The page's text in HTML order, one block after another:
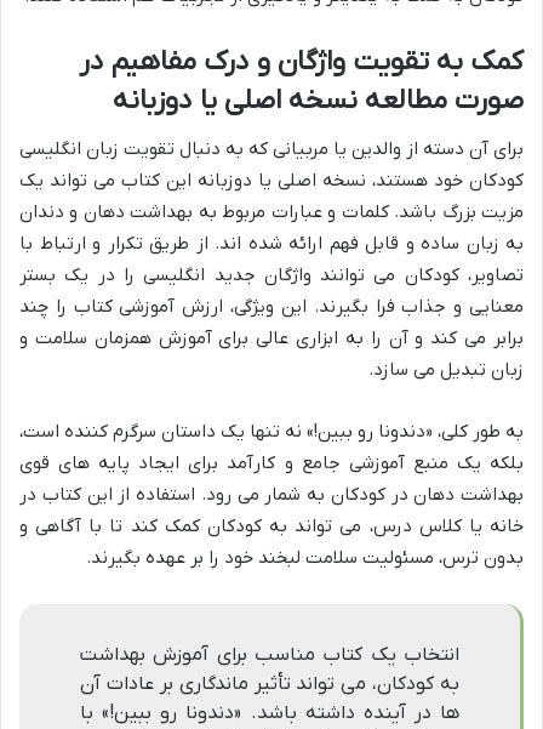
کمک به تقویت واژگان و درک مفاهیم در
صورت مطالعه نسخه اصلی یا دوزبانه
برای آن دسته از والدین یا مربیانی که به دنبال تقویت زبان انگلیسی
کودکان خود هستند، نسخه اصلی یا دوزبانه این کتاب می تواند یک
مزیت بزرگ باشد. کلمات و عبارات مربوط به بهداشت دهان و دندان
به زبان ساده و قابل فهم ارائه شده اند. از طریق تکرار و ارتباط با
تصاویر، کودکان می توانند واژگان جدید انگلیسی را در یک بستر
معنایی و جذاب فرا بگیرند. این ویژگی، ارزش آموزشی کتاب را چند
برابر می کند و آن را به ابزاری عالی برای آموزش همزمان سلامت و
زبان تبدیل می سازد.
به طور کلی، «دندونا رو ببین!» نه تنها یک داستان سرگرم کننده است،
بلکه یک منبع آموزشی جامع و کارآمد برای ایجاد پایه های قوی
بهداشت دهان در کودکان به شمار می رود. استفاده از این کتاب در
خانه یا کلاس درس، می تواند به کودکان کمک کند تا با آگاهی و
بدون ترس، مسئولیت سلامت لبخند خود را بر عهده بگیرند.
انتخاب یک کتاب مناسب برای آموزش بهداشت
به کودکان، می تواند تأثیر ماندگاری بر عادات آن
ها در آینده داشته باشد. «دندونا رو ببین!» با